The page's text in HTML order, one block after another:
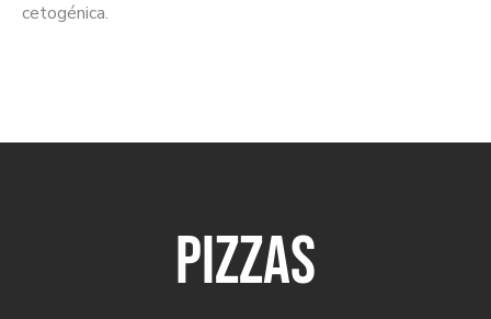
cetogénica.
PIZZAS